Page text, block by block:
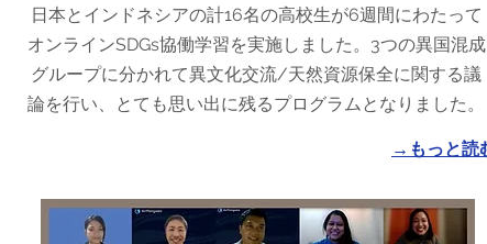
日本とインドネシアの計16名の高校生が6週間にわたって
オンラインSDGs協働学習を実施しました。3つの異国混成
グループに分かれて異文化交流/天然資源保全に関する議
論を行い、とても思い出に残るプログラムとなりました。
→もっと読